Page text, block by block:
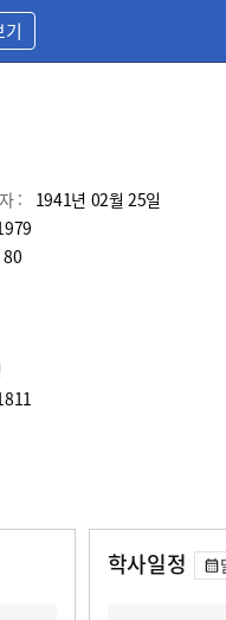
:
1941년 02월 25일
80
학사일정